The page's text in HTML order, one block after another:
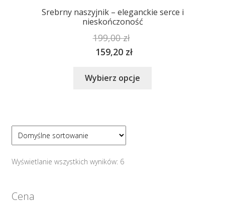
Srebrny naszyjnik – eleganckie serce i
nieskończoność
199,00zł
159,20 zł
Wybierz opcje
Wyświetlanie wszystkich wyników: 6
Cena